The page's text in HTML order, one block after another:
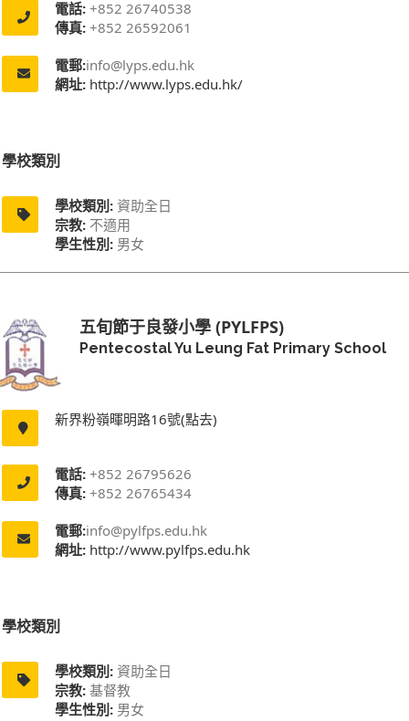
電話: +852 26740538
傳真: +852 26592061
電郵:info@lyps.edu.hk
網址: http://www.lyps.edu.hk/
學校類別
學校類別: 資助全日
宗教: 不適用
學生性別: 男女
五旬節于良發小學 (PYLFPS)
Pentecostal Yu Leung Fat Primary School
新界粉嶺暉明路16號(點去)
電話: +852 26795626
傳真: +852 26765434
電郵:info@pylfps.edu.hk
網址: http://www.pylfps.edu.hk
學校類別
學校類別: 資助全日
宗教: 基督教
學生性別: 男女